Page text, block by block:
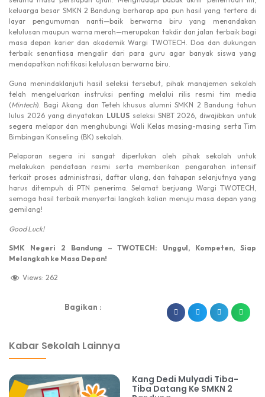
keluarga besar SMKN 2 Bandung berharap apa pun hasil yang tertera di
layar pengumuman nanti—baik berwarna biru yang menandakan
kelulusan maupun warna merah—merupakan takdir dan jalan terbaik bagi
masa depan karier dan akademik Wargi TWOTECH. Doa dan dukungan
terbaik senantiasa mengalir dari para guru agar banyak siswa yang
mendapatkan notifikasi kelulusan berwarna biru.
Guna menindaklanjuti hasil seleksi tersebut, pihak manajemen sekolah
telah mengeluarkan instruksi penting melalui rilis resmi tim media
(Mintech). Bagi Akang dan Teteh khusus alumni SMKN 2 Bandung tahun
lulus 2026 yang dinyatakan LULUS seleksi SNBT 2026, diwajibkan untuk
segera melapor dan menghubungi Wali Kelas masing-masing serta Tim
Bimbingan Konseling (BK) sekolah.
Pelaporan segera ini sangat diperlukan oleh pihak sekolah untuk
melakukan pendataan resmi serta memberikan pengarahan intensif
terkait proses administrasi, daftar ulang, dan tahapan selanjutnya yang
harus ditempuh di PTN penerima. Selamat berjuang Wargi TWOTECH,
semoga hasil terbaik menyertai langkah kalian menuju masa depan yang
gemilang!
Good Luck!
SMK Negeri 2 Bandung – TWOTECH: Unggul, Kompeten, Siap
Melangkah ke Masa Depan!
Views: 262
Bagikan :
Kabar Sekolah Lainnya
Kang Dedi Mulyadi Tiba-
Tiba Datang Ke SMKN 2